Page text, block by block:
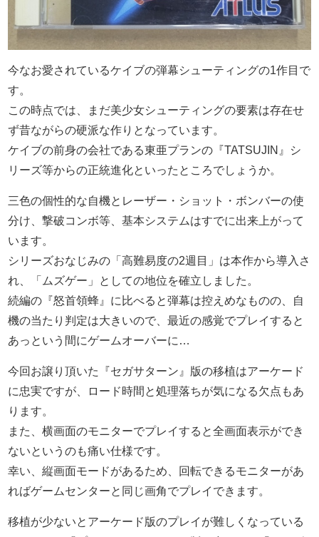
今なお愛されているケイブの弾幕シューティングの1作目で
す。
この時点では、まだ美少女シューティングの要素は存在せ
ず昔ながらの硬派な作りとなっています。
ケイブの前身の会社である東亜プランの『TATSUJIN』シ
リーズ等からの正統進化といったところでしょうか。
三色の個性的な自機とレーザー・ショット・ボンバーの使
分け、撃破コンボ等、基本システムはすでに出来上がって
います。
シリーズおなじみの「高難易度の2週目」は本作から導入さ
れ、「ムズゲー」としての地位を確立しました。
続編の『怒首領蜂』に比べると弾幕は控えめなものの、自
機の当たり判定は大きいので、最近の感覚でプレイすると
あっという間にゲームオーバーに…
今回お譲り頂いた『セガサターン』版の移植はアーケード
に忠実ですが、ロード時間と処理落ちが気になる欠点もあ
ります。
また、横画面のモニターでプレイすると全画面表示ができ
ないというのも痛い仕様です。
幸い、縦画面モードがあるため、回転できるモニターがあ
ればゲームセンターと同じ画角でプレイできます。
移植が少ないとアーケード版のプレイが難しくなっている